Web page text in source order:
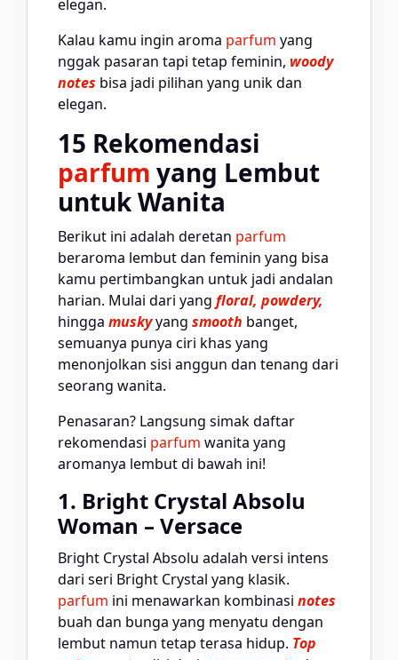
elegan.
Kalau kamu ingin aroma parfum yang
nggak pasaran tapi tetap feminin, woody
notes bisa jadi pilihan yang unik dan
elegan.
15 Rekomendasi
parfum yang Lembut
untuk Wanita
Berikut ini adalah deretan parfum
beraroma lembut dan feminin yang bisa
kamu pertimbangkan untuk jadi andalan
harian. Mulai dari yang floral, powdery,
hingga muskyyang smooth banget,
semuanya punya ciri khas yang
menonjolkan sisi anggun dan tenang dari
seorang wanita.
Penasaran? Langsung simak daftar
rekomendasi parfum wanita yang
aromanya lembut di bawah ini!
1. Bright Crystal Absolu
Woman – Versace
Bright Crystal Absolu adalah versi intens
dari seri Bright Crystal yang klasik.
parfum ini menawarkan kombinasi notes
buah dan bunga yang menyatu dengan
lembut namun tetap terasa hidup. Top